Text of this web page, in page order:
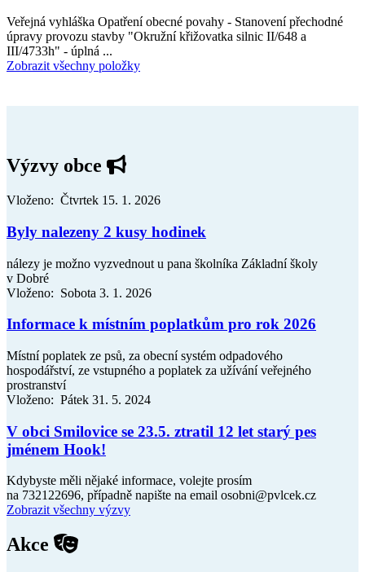
Veřejná vyhláška Opatření obecné povahy - Stanovení přechodné
úpravy provozu stavby "Okružní křižovatka silnic II/648 a
III/4733h" - úplná ...
Zobrazit všechny položky
Výzvy obce
Vloženo: Čtvrtek 15. 1. 2026
Byly nalezeny 2 kusy hodinek
nálezy je možno vyzvednout u pana školníka Základní školy
v Dobré
Vloženo: Sobota 3. 1. 2026
Informace k místním poplatkům pro rok 2026
Místní poplatek ze psů, za obecní systém odpadového
hospodářství, ze vstupného a poplatek za užívání veřejného
prostranství
Vloženo: Pátek 31. 5. 2024
V obci Smilovice se 23.5. ztratil 12 let starý pes
jménem Hook!
Kdybyste měli nějaké informace, volejte prosím
na 732122696, případně napište na email osobni@pvlcek.cz
Zobrazit všechny výzvy
Akce